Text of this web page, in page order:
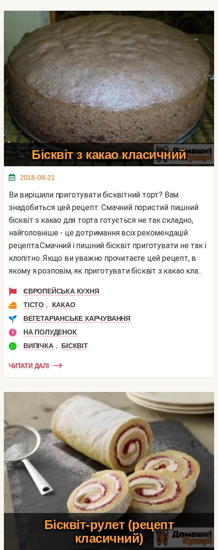
Бісквіт з какао класичний
2018-08-21
Ви вирішили приготувати бісквітний торт? Вам
знадобиться цей рецепт. Смачний пористий пишний
бісквіт з какао для торта готується не так складно,
найголовніше - це дотримання всіх рекомендацій
рецепта.Смачний і пишний бісквіт приготувати не так і
клопітно. Якщо ви уважно прочитаєте цей рецепт, в
якому я розповім, як приготувати бісквіт з какао кла...
ЄВРОПЕЙСЬКА КУХНЯ
ТІСТО ,
КАКАО
ВЕГЕТАРІАНСЬКЕ ХАРЧУВАННЯ
НА ПОЛУДЕНОК
ВИПІЧКА , БІСКВІТ
ЧИТАТИ ДАЛІ
Бісквіт-рулет (рецепт
класичний)